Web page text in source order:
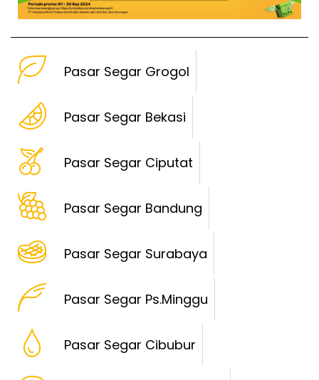
Pasar Segar Grogol
Pasar Segar Bekasi
Pasar Segar Ciputat
Pasar Segar Bandung
Pasar Segar Surabaya
Pasar Segar Ps.Minggu
Pasar Segar Cibubur